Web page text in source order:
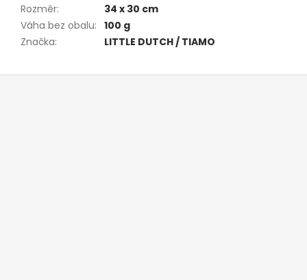
Rozměr:
34 x 30 cm
Váha bez obalu: 100 g
Značka: LITTLE DUTCH / TIAMO
Z